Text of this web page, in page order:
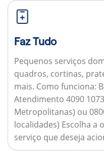
Faz Tudo
Pequenos serviços
quadros, cortinas,
mais. Como funciona:
Atendimento 4090
Metropolitanas) ou
localidades) Escolha a
serviço que deseja